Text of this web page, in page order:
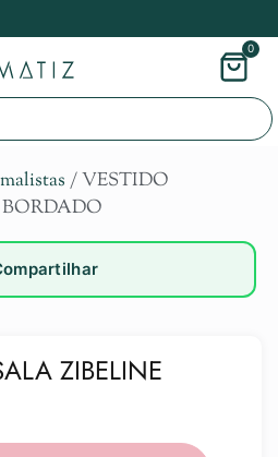
0
/ VESTIDO
ZIBELINE